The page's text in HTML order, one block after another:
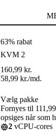
63% rabat
KVM 2
160,99 kr.
58,99 kr./md.
Vælg pakke
Fornyes til
opsiges når som
2 vCPU-cores